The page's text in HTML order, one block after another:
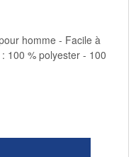
homme - Facile à
100 % polyester - 100